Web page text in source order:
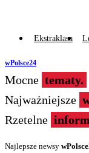
Ekstraklasa
wPolsce24
Mocne tematy.
Najważniejsze
Rzetelne
Najlepsze newsy